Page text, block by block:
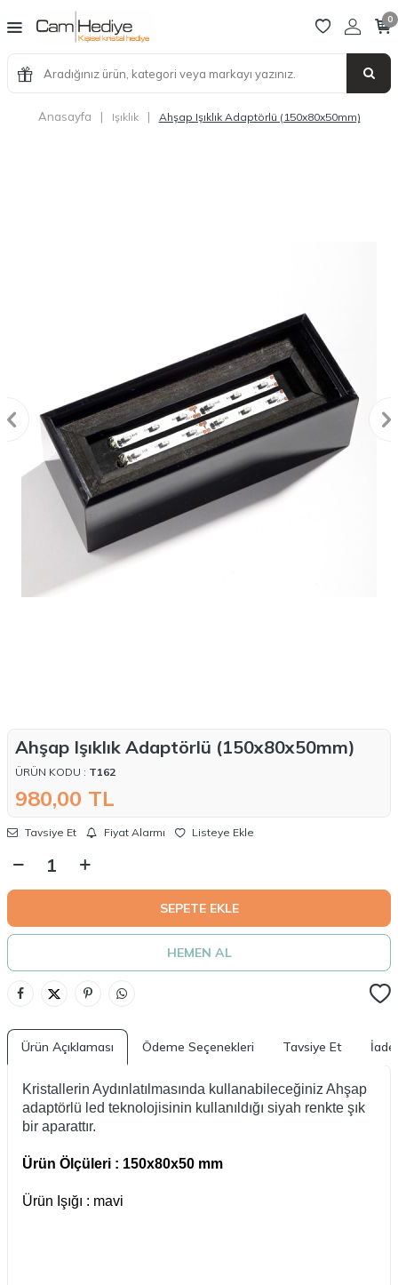
0
Anasayfa | Işıklık | Ahşap Işıklık Adaptörlü (150x80x50mm)
Ahşap Işıklık Adaptörlü (150x80x50mm)
ÜRÜN KODU : T162
980,00 TL
Tavsiye Et Fiyat Alarmı Listeye Ekle
SEPETE EKLE
HEMEN AL
Ürün Açıklaması Ödeme Seçenekleri Tavsiye Et İade
Kristallerin Aydınlatılmasında kullanabileceğiniz Ahşap
adaptörlü led teknolojisinin kullanıldığı siyah renkte şık
bir aparattır.
Ürün Ölçüleri : 150x80x50 mm
Ürün Işığı : mavi